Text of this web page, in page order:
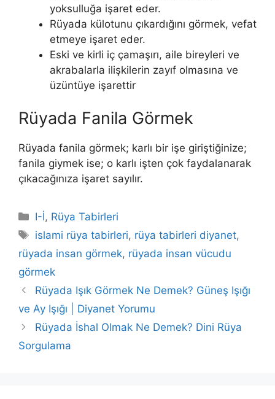
yoksulluğa işaret eder.
Rüyada külotunu çıkardığını görmek, vefat
etmeye işaret eder.
Eski ve kirli iç çamaşırı, aile bireyleri ve
akrabalarla ilişkilerin zayıf olmasına ve
üzüntüye işarettir
Rüyada Fanila Görmek
Rüyada fanila görmek; karlı bir işe giriştiğinize;
fanila giymek ise; o karlı işten çok faydalanarak
çıkacağınıza işaret sayılır.
Kategoriler
I-İ, Rüya Tabirleri
Etiketler
islami rüya tabirleri, rüya tabirleri diyanet,
rüyada insan görmek, rüyada insan vücudu
görmek
Rüyada Işık Görmek Ne Demek? Güneş Işığı
ve Ay Işığı | Diyanet Yorumu
Rüyada İshal Olmak Ne Demek? Dini Rüya
Sorgulama